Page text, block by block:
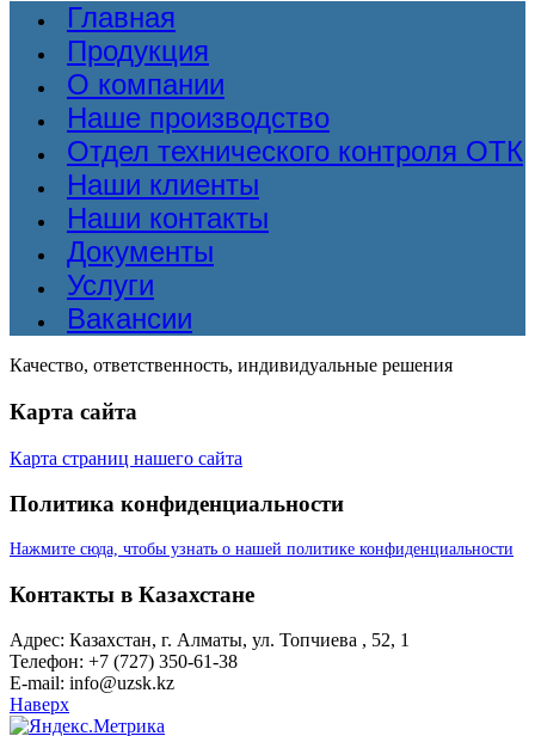
Главная
Продукция
О компании
Наше производство
Отдел технического контроля ОТК
Наши клиенты
Наши контакты
Документы
Услуги
Вакансии
Качество, ответственность, индивидуальные решения
Карта сайта
Карта страниц нашего сайта
Политика конфиденциальности
Нажмите сюда, чтобы узнать о нашей политике конфиденциальности
Контакты в Казахстане
Адрес: Казахстан, г. Алматы, ул. Топчиева , 52, 1
Телефон: +7 (727) 350-61-38
E-mail: info@uzsk.kz
Наверх